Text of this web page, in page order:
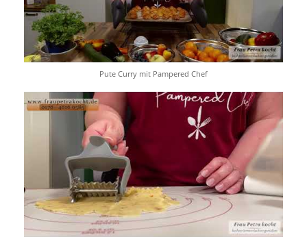
Pute Curry mit Pampered Chef